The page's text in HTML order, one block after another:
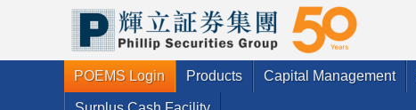
POEMS Login Products Capital Management